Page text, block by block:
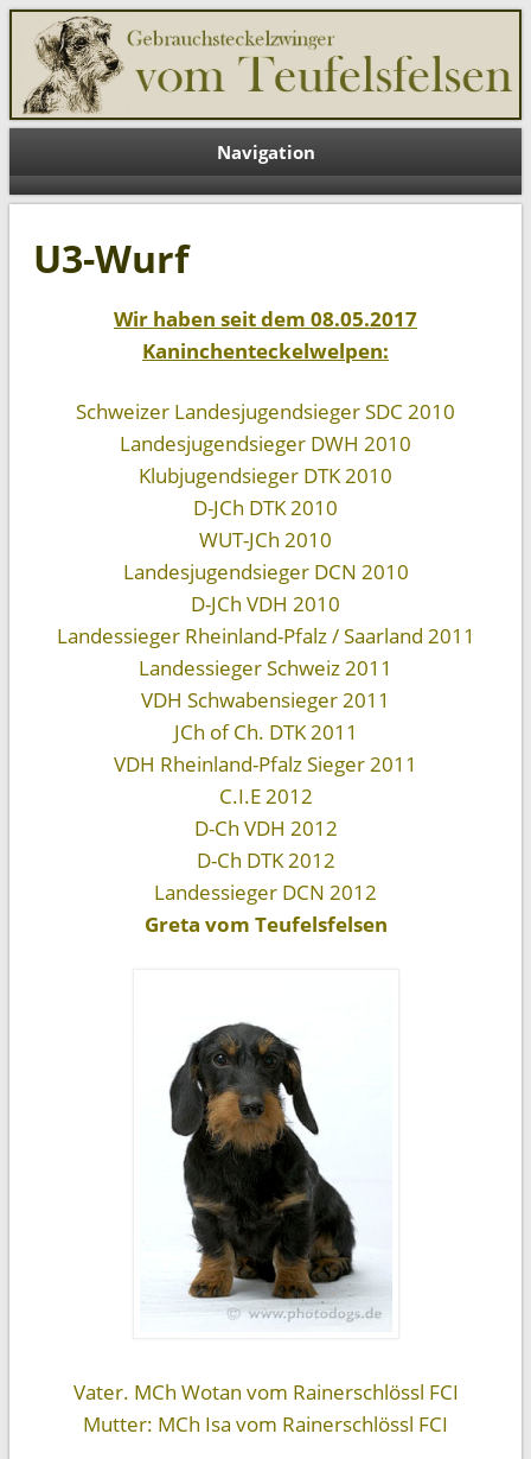
Teufelsfelsen DE
Navigation
U3-Wurf
Wir haben seit dem 08.05.2017
Kaninchenteckelwelpen:
Schweizer Landesjugendsieger SDC 2010
Landesjugendsieger DWH 2010
Klubjugendsieger DTK 2010
D-JCh DTK 2010
WUT-JCh 2010
Landesjugendsieger DCN 2010
D-JCh VDH 2010
Landessieger Rheinland-Pfalz / Saarland 2011
Landessieger Schweiz 2011
VDH Schwabensieger 2011
JCh of Ch. DTK 2011
VDH Rheinland-Pfalz Sieger 2011
C.I.E 2012
D-Ch VDH 2012
D-Ch DTK 2012
Landessieger DCN 2012
Greta vom Teufelsfelsen
Vater. MCh Wotan vom Rainerschlössl FCI
Mutter: MCh Isa vom Rainerschlössl FCI